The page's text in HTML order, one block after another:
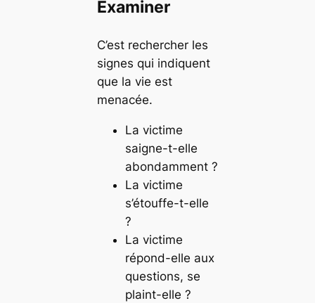
Examiner
C’est rechercher les
signes qui indiquent
que la vie est
menacée.
La victime
saigne-t-elle
abondamment ?
La victime
s’étouffe-t-elle
?
La victime
répond-elle aux
questions, se
plaint-elle ?